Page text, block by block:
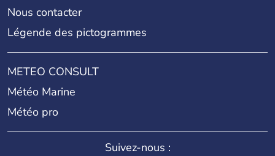
Nous contacter
Légende des pictogrammes
METEO CONSULT
Météo Marine
Météo pro
Suivez-nous :